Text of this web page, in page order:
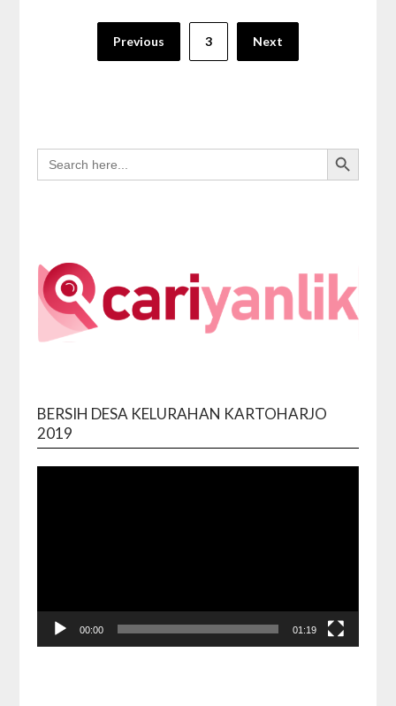
pagination
Previous 3 Next
SEARCH
FOR:
Search Button
BERSIH DESA KELURAHAN KARTOHARJO
2019
00:00 01:19